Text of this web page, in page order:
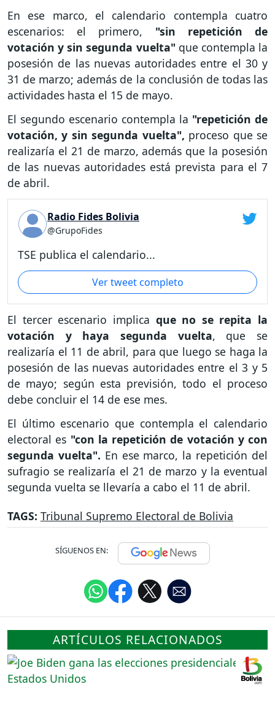
En ese marco, el calendario contempla cuatro
escenarios: el primero, "sin repetición de
votación y sin segunda vuelta"que contempla la
posesión de las nuevas autoridades entre el 30 y
31 de marzo; además de la conclusión de todas las
actividades hasta el 15 de mayo.
El segundo escenario contempla la "repetición de
votación, y sin segunda vuelta", proceso que se
realizaría el 21 de marzo, además que la posesión
de las nuevas autoridades está prevista para el 7
de abril.
Radio Fides Bolivia
@GrupoFides
TSE publica el calendario...
Ver tweet completo
El tercer escenario implica que no se repita la
votación y haya segunda vuelta, que se
realizaría el 11 de abril, para que luego se haga la
posesión de las nuevas autoridades entre el 3 y 5
de mayo; según esta previsión, todo el proceso
debe concluir el 14 de ese mes.
El último escenario que contempla el calendario
electoral es "con la repetición de votación y con
segunda vuelta". En ese marco, la repetición del
sufragio se realizaría el 21 de marzo y la eventual
segunda vuelta se llevaría a cabo el 11 de abril.
TAGS: Tribunal Supremo Electoral de Bolivia
SÍGUENOS EN:
ARTÍCULOS RELACIONADOS